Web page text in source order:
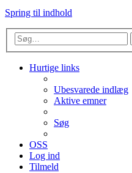
Spring til indhold
Hurtige links
Ubesvarede indlæg
Aktive emner
Søg
OSS
Log ind
Tilmeld